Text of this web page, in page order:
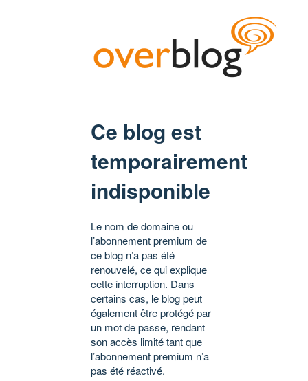
Ce blog est
temporairement
indisponible
Le nom de domaine ou
l’abonnement premium de
ce blog n’a pas été
renouvelé, ce qui explique
cette interruption. Dans
certains cas, le blog peut
également être protégé par
un mot de passe, rendant
son accès limité tant que
l’abonnement premium n’a
pas été réactivé.